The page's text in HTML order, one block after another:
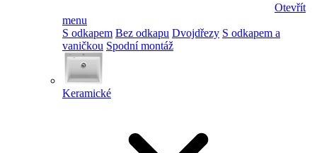
Otevřít
menu
S odkapem Bez odkapu Dvojdřezy S odkapem a
vaničkou Spodní montáž
Keramické